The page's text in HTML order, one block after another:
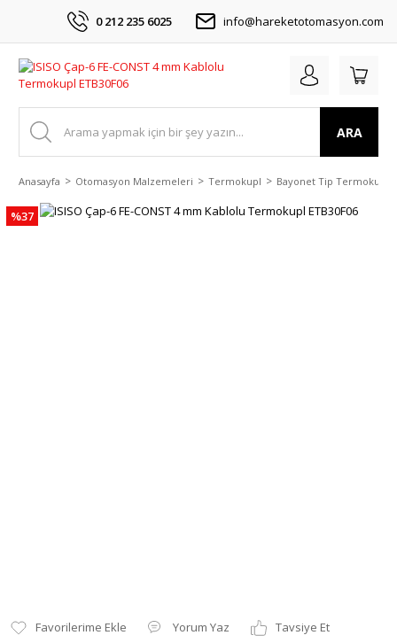
0 212 235 6025 info@hareketotomasyon.com
ARA
Anasayfa Otomasyon Malzemeleri Termokupl Bayonet Tip Termokupl
%37
Yorum Yaz
Tavsiye Et